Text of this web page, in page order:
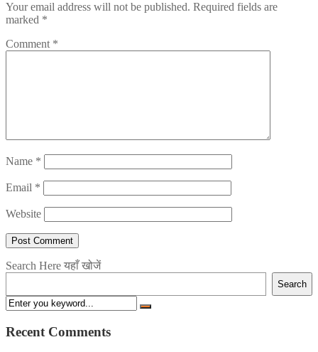
Your email address will not be published. Required fields are
marked *
Comment *
Name *
Email *
Website
Search Here यहाँ खोजें
Search
Recent Comments